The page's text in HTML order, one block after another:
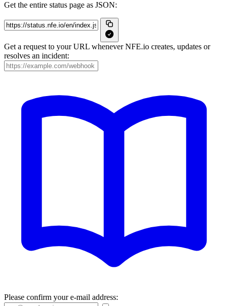
Get the entire status page as JSON:
Get a request to your URL whenever NFE.io creates, updates or
resolves an incident:
Please confirm your e-mail address: